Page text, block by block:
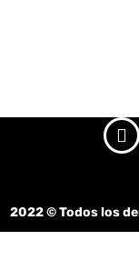
2022© Todos los